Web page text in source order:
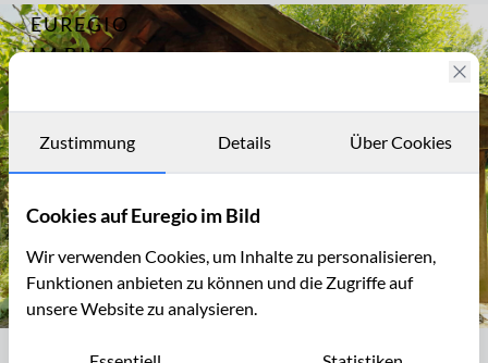
EUREGIO
IM BILD
Archiv
Kontakt
Archiv
15449
von Oud-
Zustimmung Details Über Cookies
Cookies auf Euregio im Bild
Wir verwenden Cookies, um Inhalte zu personalisieren,
Funktionen anbieten zu können und die Zugriffe auf
unsere Website zu analysieren.